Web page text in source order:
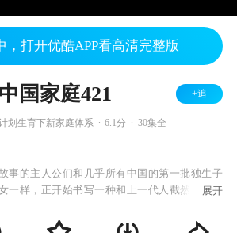
，打开优酷APP看高清完整版
中国家庭421 +追
划生育下新家庭体系 6.1分 30集全
事的主人公们和几乎所有中国的第一批独生子
一样，正开始书写一种和上一代人截然不同的
自身的生活理想，同时也让我们看到了新一代
展开